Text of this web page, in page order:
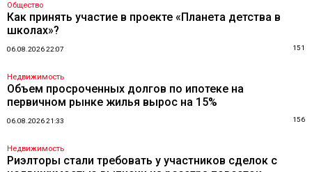
Общество
Как принять участие в проекте «Планета детства в
школах»?
06.08.2026 22:07 151
Недвижимость
Объем просроченных долгов по ипотеке на
первичном рынке жилья вырос на 15%
06.08.2026 21:33 156
Недвижимость
Риэлторы стали требовать у участников сделок с